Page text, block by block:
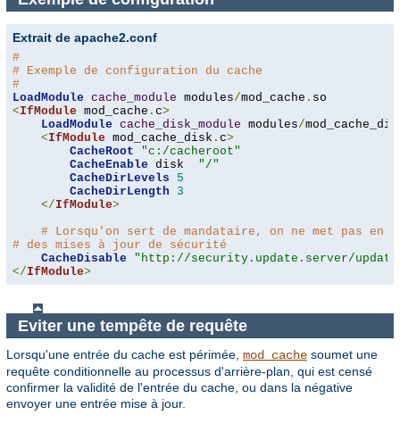
Extrait de apache2.conf
#
# Exemple de configuration du cache
#
LoadModule cache_module modules/mod_cache .
<IfModule mod_cache . c>
LoadModule cache_disk_module modules/
<IfModule mod_cache_disk . c>
CacheRoot
"c:/cacheroot"
CacheEnable disk "/"
CacheDirLevels
5
CacheDirLength
3
</IfModule>
# Lorsqu'on sert de mandataire, on ne met pas en
# des mises à jour de sécurité
CacheDisable
"http://security.update.server/
</IfModule>
Eviter une tempête de requête
Lorsqu'une entrée du cache est périmée, mod_cache soumet une
requête conditionnelle au processus d'arrière-plan, qui est censé
confirmer la validité de l'entrée du cache, ou dans la négative
envoyer une entrée mise à jour.